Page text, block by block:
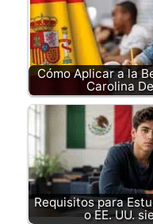
Cómo Aplicar a la
Carolina
Requisitos para
o EE. UU.